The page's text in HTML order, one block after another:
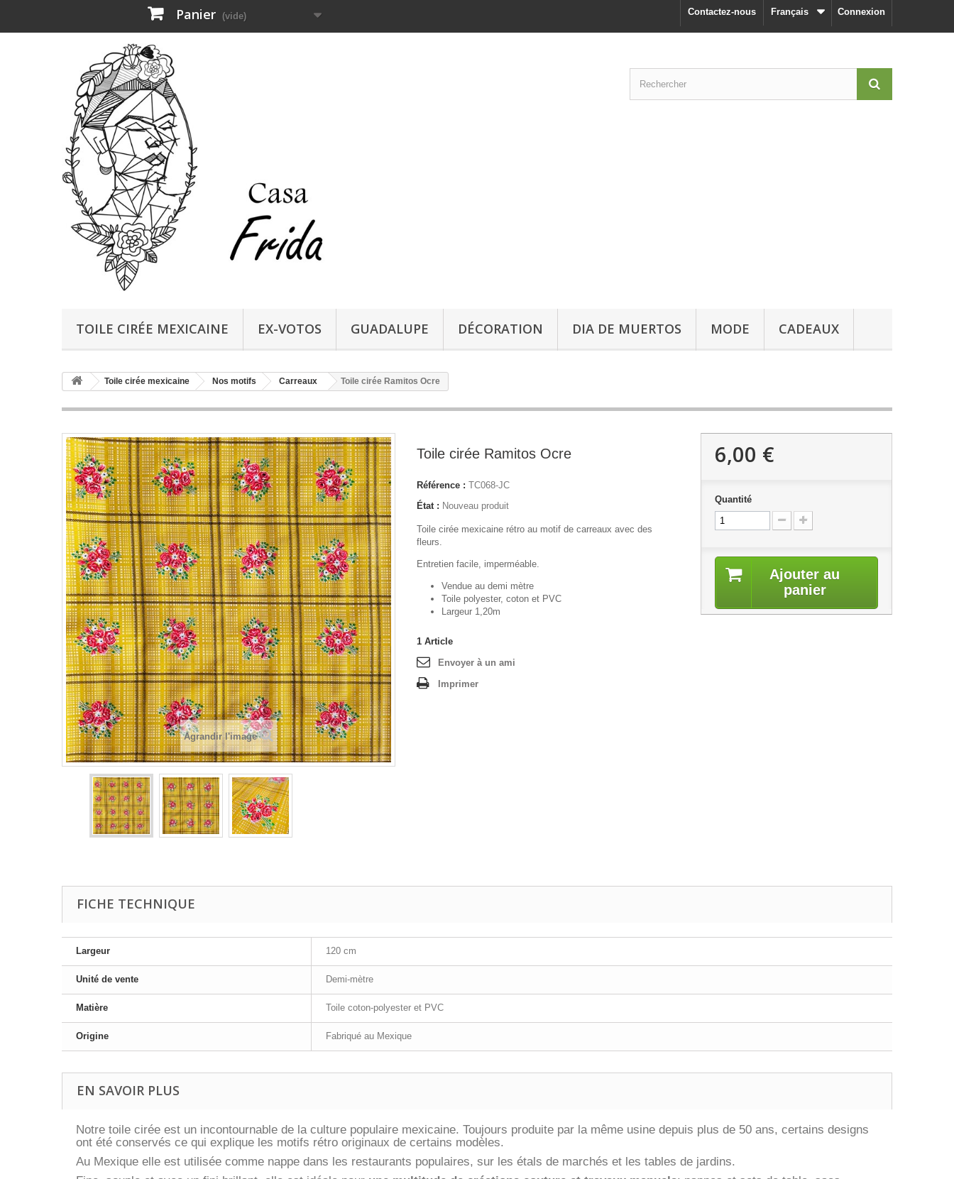
Connexion
Français
Contactez-nous
Panier (vide)
TOILE CIRÉE MEXICAINE EX-VOTOS GUADALUPE DÉCORATION DIA DE MUERTOS MODE CADEAUX
Toile cirée mexicaine Nos motifs Carreaux Toile cirée Ramitos Ocre
Agrandir l'image
Toile cirée Ramitos Ocre
Référence : TC068-JC
État : Nouveau produit
Toile cirée mexicaine rétro au motif de carreaux avec des
fleurs.
Entretien facile, imperméable.
Vendue au demi mètre
Toile polyester, coton et PVC
Largeur 1,20m
1 Article
Envoyer à un ami
Imprimer
6,00 €
Quantité
Ajouter au
panier
FICHE TECHNIQUE
Largeur 120 cm
Unité de vente Demi-mètre
Matière Toile coton-polyester et PVC
Origine Fabriqué au Mexique
EN SAVOIR PLUS
Notre toile cirée est un incontournable de la culture populaire mexicaine. Toujours produite par la même usine depuis plus de 50 ans, certains designs
ont été conservés ce qui explique les motifs rétro originaux de certains modèles.
Au Mexique elle est utilisée comme nappe dans les restaurants populaires, sur les étals de marchés et les tables de jardins.